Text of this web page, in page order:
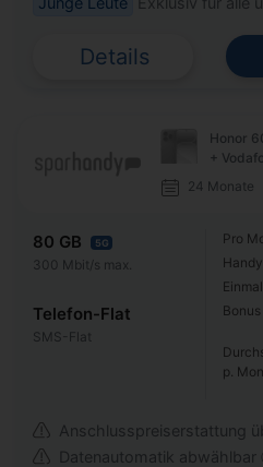
Details
Honor
+
24 Monate
80 GB 5G
300 Mbit/s max.
Telefon-Flat
SMS-Flat
Pro
Bonus
p.
Anschlusspreiserstattung
Datenautomatik abwählbar